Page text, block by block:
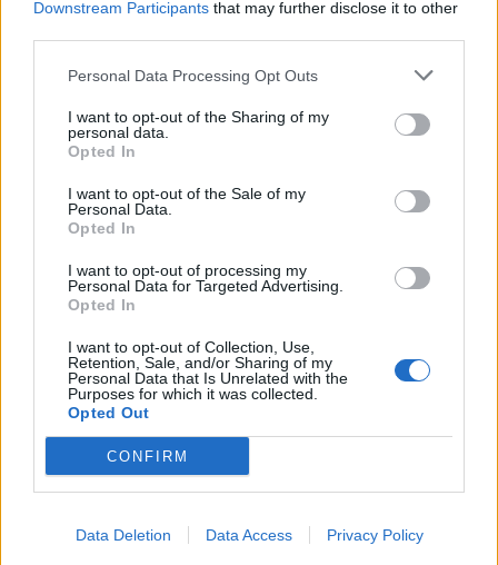
Downstream Participants that may further disclose it to other
Personal Data Processing Opt Outs
I want to opt-out of the Sharing of my
personal data.
Opted In
I want to opt-out of the Sale of my
Personal Data.
Opted In
I want to opt-out of processing my
Personal Data for Targeted Advertising.
Opted In
I want to opt-out of Collection, Use,
Retention, Sale, and/or Sharing of my
Personal Data that Is Unrelated with the
Purposes for which it was collected.
Opted Out
CONFIRM
Data Deletion Data Access Privacy Policy
Aziende italiane a Tripoli per
ricostruire
Il «fulmine» di Giorgio
Napolitano arriva, inaspettato,
poco dopo le 11 del mattino,
all'inaugurazione di una mostra
sulle Poste Italiane a Roma: «Di
boom ricordo quello degli anni
il presidente della Repubblica ai
13/05/2012
«Anch'io perseguitato dal Fisco
italiane»